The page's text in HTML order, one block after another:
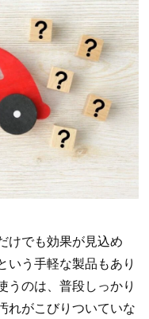
けでも効果が見込め
いう手軽な製品もあり
うのは、普段しっかり
れがこびりついていな